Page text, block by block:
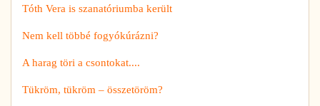
Tóth Vera is szanatóriumba került
Nem kell többé fogyókúrázni?
A harag töri a csontokat....
Tükröm, tükröm – összetöröm?